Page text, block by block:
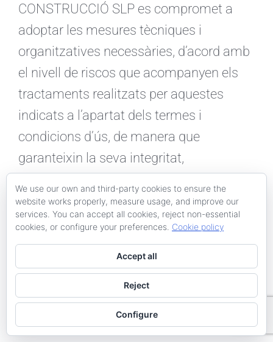
CONSTRUCCIÓ SLP es compromet a
adoptar les mesures tècniques i
organitzatives necessàries, d’acord amb
el nivell de riscos que acompanyen els
tractaments realitzats per aquestes
indicats a l’apartat dels termes i
condicions d’ús, de manera que
garanteixin la seva integritat,
Així mateix, KAITEK SERVEIS TÈCNICS
PER A LA CONSTRUCCIÓ SLP. informa
que en cas que l’Usuari introdueixidades
en els formularis dels llocs web de
tercers, seran aquests últims els
responsables de les dades de caràcter
personal, i els qui hauran d’adoptar les
We use our own and third-party cookies to ensure the
website works properly, measure usage, and improve our
services. You can accept all cookies, reject non-essential
cookies, or configure your preferences. Cookie policy
Accept all
Reject
Configure